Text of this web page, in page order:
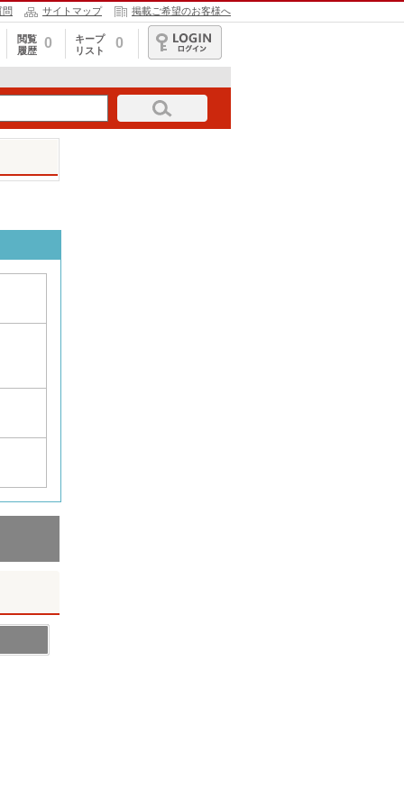
問 サイトマップ 掲載ご希望のお客様へ
閲覧
履歴
0
キープ
リスト
0
ログイン